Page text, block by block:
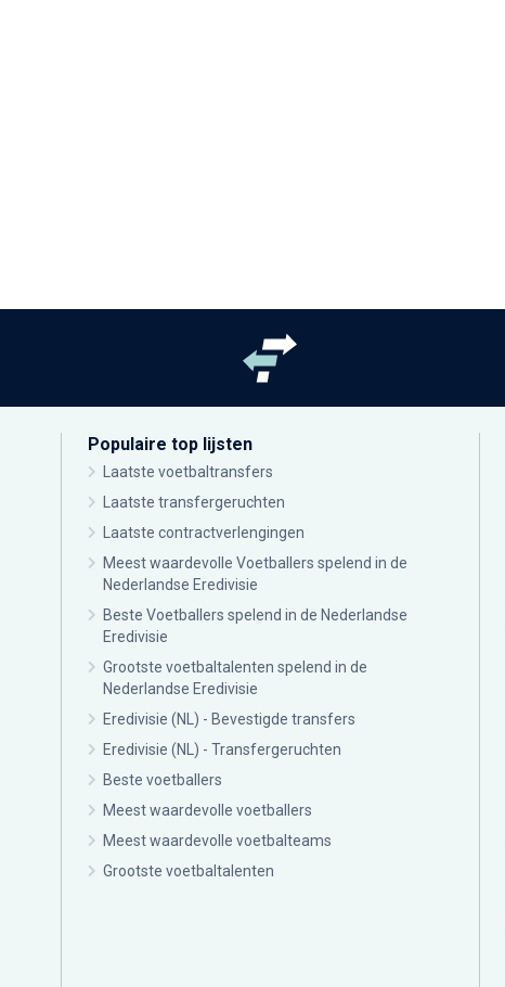
Populaire top lijsten
Laatste voetbaltransfers
Laatste transfergeruchten
Laatste contractverlengingen
Meest waardevolle Voetballers spelend in de
Nederlandse Eredivisie
Beste Voetballers spelend in de Nederlandse
Eredivisie
Grootste voetbaltalenten spelend in de
Nederlandse Eredivisie
Eredivisie (NL) - Bevestigde transfers
Eredivisie (NL) - Transfergeruchten
Beste voetballers
Meest waardevolle voetballers
Meest waardevolle voetbalteams
Grootste voetbaltalenten